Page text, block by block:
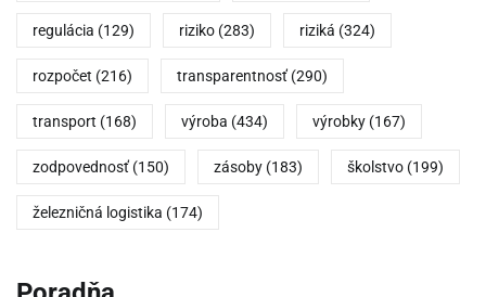
regulácia (129) riziko (283) riziká (324)
rozpočet (216) transparentnosť (290)
transport (168) výroba (434) výrobky (167)
zodpovednosť (150) zásoby (183) školstvo (199)
železničná logistika (174)